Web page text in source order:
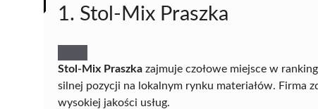
1. Stol-Mix Praszka
Stol-Mix Praszka zajmuje czołowe miejsce w
silnej pozycji na lokalnym rynku materiałów. Firma
wysokiej jakości usług.